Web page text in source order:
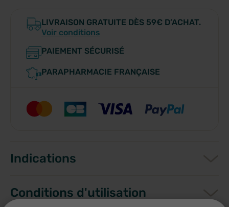
LIVRAISON GRATUITE DÈS 59€ D’ACHAT.
Voir conditions
PAIEMENT SÉCURISÉ
PARAPHARMACIE FRANÇAISE
Indications
Conditions d'utilisation